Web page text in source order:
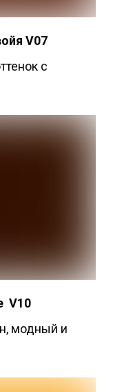
V07
с
V10
модный и